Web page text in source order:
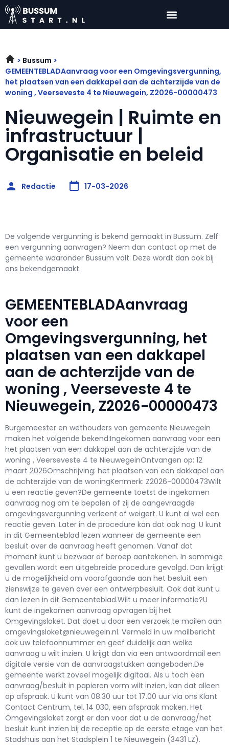
Bussum
GEMEENTEBLADAanvraag voor een Omgevingsvergunning,
het plaatsen van een dakkapel aan de achterzijde van de
woning , Veerseveste 4 te Nieuwegein, Z2026-00000473
Nieuwegein | Ruimte en
infrastructuur |
Organisatie en beleid
Redactie 17-03-2026
De volgende vergunning is bekend gemaakt in Bussum. Zelf
een vergunning aanvragen? Neem dan contact op met de
gemeente waaronder Bussum valt. Deze wordt dan ook bij
ons bekendgemaakt.
GEMEENTEBLADAanvraag
voor een
Omgevingsvergunning, het
plaatsen van een dakkapel
aan de achterzijde van de
woning , Veerseveste 4 te
Nieuwegein, Z2026-00000473
Burgemeester en wethouders van gemeente Nieuwegein
maken het volgende bekend:Ingekomen aanvraag voor een
het plaatsen van een dakkapel aan de achterzijde van de
woning , Veerseveste 4 te NieuwegeinOntvangen op: 12
maart 2026Omschrijving: het plaatsen van een dakkapel aan
de achterzijde van de woningKenmerk: Z2026-00000473Wilt
u een reactie geven?De gemeente toetst de ingekomen
aanvraag nog om te bepalen of zij de aangevraagde
omgevingsvergunning verleent of weigert. U kunt al wel een
reactie geven. Later in de procedure kan dat ook nog. U kunt
in dit Gemeenteblad lezen wanneer de gemeente een
besluit over de aanvraag heeft genomen. Vanaf dat
moment kunt u bezwaar of beroep aantekenen. In sommige
gevallen wordt een uitgebreide procedure gevolgd. Dan krijgt
u de mogelijkheid om voorafgaande aan het besluit een
zienswijze te geven over een ontwerpbesluit. Ook dat kunt u
dan lezen in dit Gemeenteblad.Wilt u meer informatie?U
kunt de ingekomen aanvraag opvragen bij het
Omgevingsloket. Dat doet u door een verzoek te mailen aan
omgevingsloket@nieuwegein.nl. Vermeld in uw mailbericht
ook uw telefoonnummer en geef duidelijk aan welke
aanvraag u wilt inzien. U krijgt dan via een antwoordmail een
digitale versie van de aanvraagstukken aangeboden.De
gemeente werkt zoveel mogelijk digitaal. Als u toch een
aanvraag/besluit in papieren vorm wilt inzien, kan dat alleen
op afspraak. U kunt van 08.30 uur tot 17.00 uur via ons Klant
Contact Centrum, tel. 14 030, een afspraak maken. Het
Omgevingsloket zorgt er dan voor dat u de aanvraag/het
besluit kunt inzien bij de receptie op de eerste etage van het
Stadshuis aan het Stadsplein 1 te Nieuwegein (3431 LZ).